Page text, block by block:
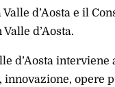
d’Aosta e il
d’Aosta.
d’Aosta
innovazione,